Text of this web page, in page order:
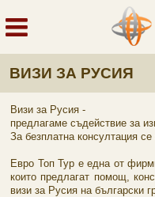
ВИЗИ ЗА РУСИЯ
Визи за Русия -
предлагаме съдействие за
За безплатна консултация
Евро Топ Тур е една от
които предлагат помощ,
визи за Русия на български